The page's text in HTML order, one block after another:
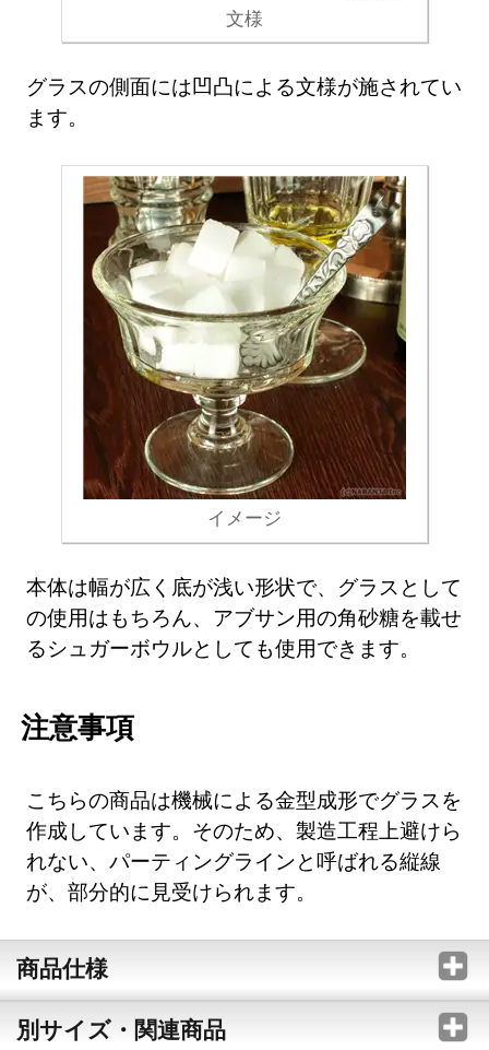
文様
グラスの側面には凹凸による文様が施されてい
ます。
イメージ
本体は幅が広く底が浅い形状で、グラスとして
の使用はもちろん、アブサン用の角砂糖を載せ
るシュガーボウルとしても使用できます。
注意事項
こちらの商品は機械による金型成形でグラスを
作成しています。そのため、製造工程上避けら
れない、パーティングラインと呼ばれる縦線
が、部分的に見受けられます。
商品仕様
別サイズ・関連商品